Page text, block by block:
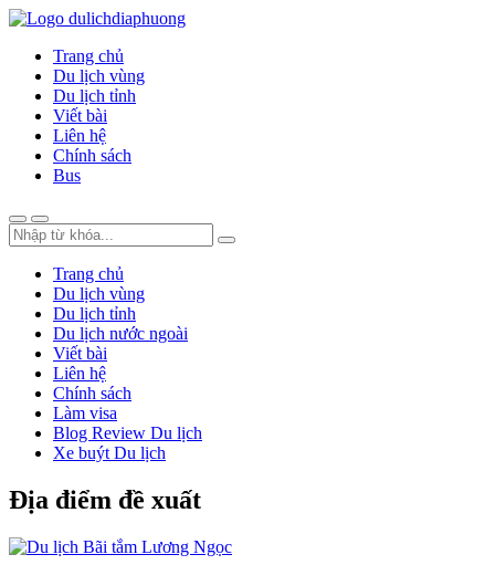
Trang chủ
Du lịch vùng
Du lịch tỉnh
Viết bài
Liên hệ
Chính sách
Bus
Trang chủ
Du lịch vùng
Du lịch tỉnh
Du lịch nước ngoài
Viết bài
Liên hệ
Chính sách
Làm visa
Blog Review Du lịch
Xe buýt Du lịch
Địa điểm đề xuất